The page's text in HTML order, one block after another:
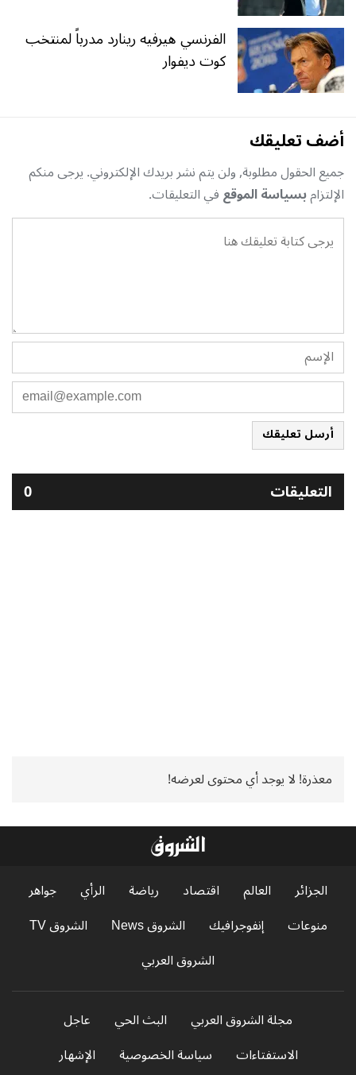
الفرنسي هيرفيه رينارد مدرباً لمنتخب
كوت ديفوار
أضف تعليقك
جميع الحقول مطلوبة, ولن يتم نشر بريدك الإلكتروني. يرجى منكم
الإلتزامبسياسة الموقعفي التعليقات.
أرسل تعليقك
التعليقات 0
معذرة! لا يوجد أي محتوى لعرضه!
الجزائر العالم اقتصاد رياضة الرأي
جواهر
منوعات
إنفوجرافيك الشروق News
الشروق TV
الشروق العربي
مجلة الشروق العربي البث الحي
عاجل
الاستفتاءات
سياسة الخصوصية الإشهار